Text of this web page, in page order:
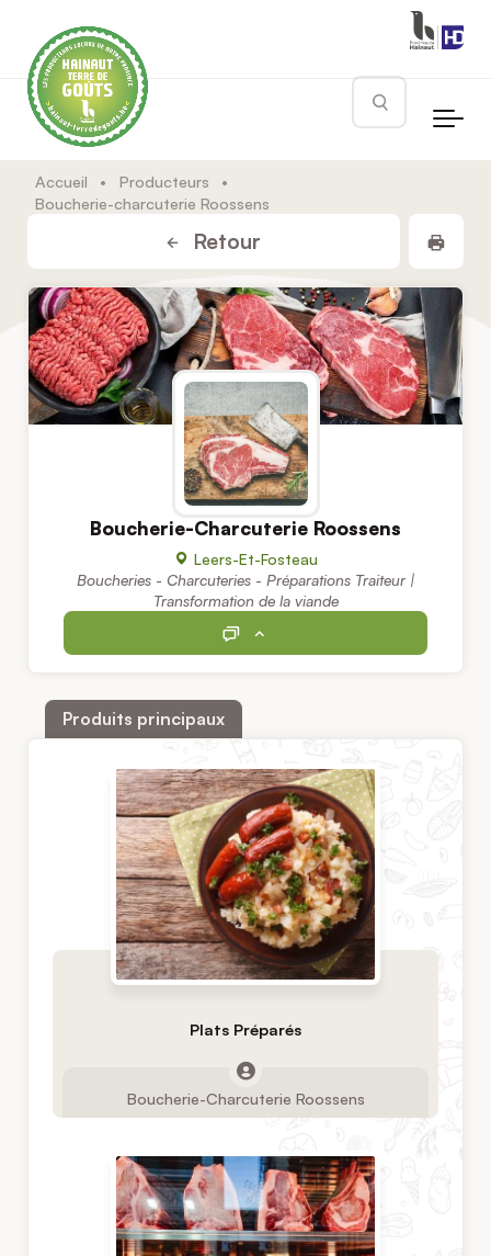
Rechercher
Accueil • Producteurs
•
Boucherie-charcuterie Roossens
Retour
Boucherie-Charcuterie Roossens
Leers-Et-Fosteau
Boucheries - Charcuteries - Préparations Traiteur |
Transformation de la viande
Produits principaux
Plats Préparés
Boucherie-Charcuterie Roossens